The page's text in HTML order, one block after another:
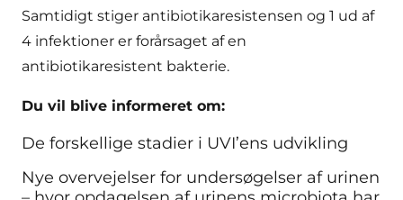
Samtidigt stiger antibiotikaresistensen og 1 ud af
4 infektioner er forårsaget af en
antibiotikaresistent bakterie.
Du vil blive informeret om:
De forskellige stadier i UVI’ens udvikling
Nye overvejelser for undersøgelser af urinen